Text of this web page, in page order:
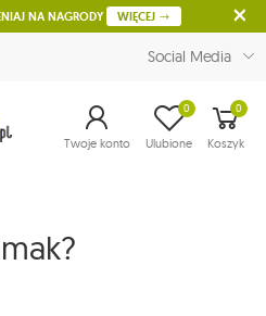
NA NAGRODY WIĘCEJ
Social Media
Twoje konto Ulubione
0 0
Koszyk